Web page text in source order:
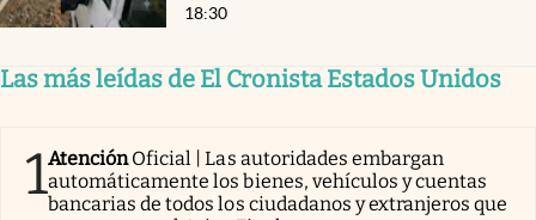
18:30
Las más leídas de El Cronista Estados Unidos
1AtenciónOficial | Las autoridades embargan
automáticamente los bienes, vehículos y cuentas
bancarias de todos los ciudadanos y extranjeros que